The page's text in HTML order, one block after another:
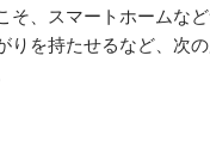
そ、スマートホームな
りを持たせるなど、次